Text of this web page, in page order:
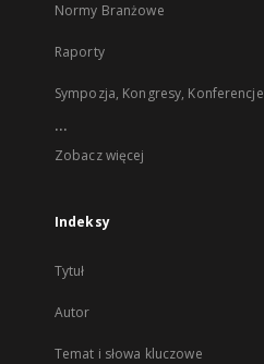
Normy Branżowe
Raporty
Sympozja, Kongresy, Konferencje
...
Zobacz więcej
Indeksy
Tytuł
Autor
Temat i słowa kluczowe